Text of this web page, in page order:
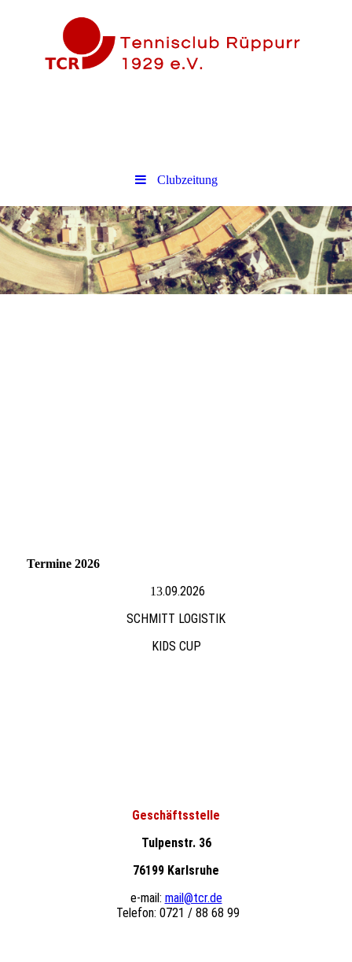
Clubzeitung
Termine 2026
13.09.2026
SCHMITT LOGISTIK
KIDS CUP
Geschäftsstelle
Tulpenstr. 36
76199 Karlsruhe
e-mail: mail@tcr.de
Telefon: 0721 / 88 68 99